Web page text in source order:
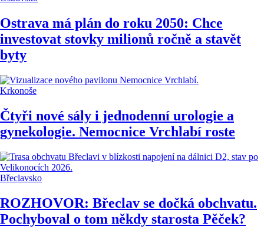
Ostrava má plán do roku 2050: Chce
investovat stovky milionů ročně a stavět
byty
Krkonoše
Čtyři nové sály i jednodenní urologie a
gynekologie. Nemocnice Vrchlabí roste
Břeclavsko
ROZHOVOR: Břeclav se dočká obchvatu.
Pochyboval o tom někdy starosta Pěček?